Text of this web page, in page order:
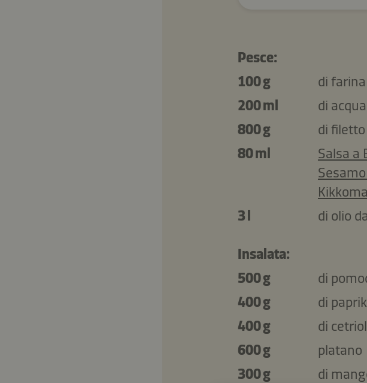
Pesce:
100 g
di
200 ml
di acqua
800 g
di
80 ml
Salsa a
3 l
di olio
Insalata:
500 g
di
400 g
di
400 g
di
600 g
platano
300 g
di